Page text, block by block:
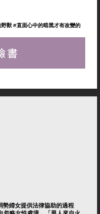
獸#直面心中的暗黑才有改變的
勢婦女提供法律協助的過程